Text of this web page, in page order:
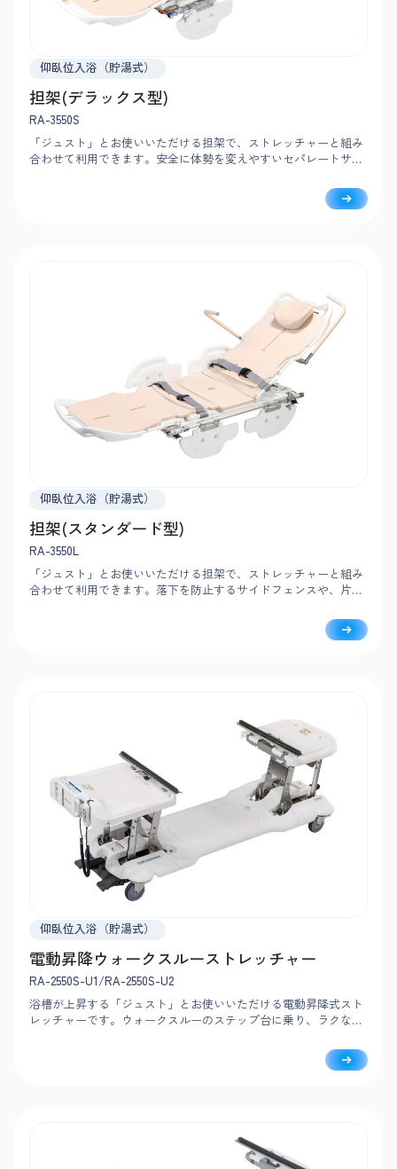
仰臥位入浴（貯湯式）
担架(デラックス型)
RA-3550S
「ジュスト」とお使いいただける担架で、ストレッチャーと組み
合わせて利用できます。安全に体勢を変えやすいセパレートサイ
仰臥位入浴（貯湯式）
担架(スタンダード型)
RA-3550L
「ジュスト」とお使いいただける担架で、ストレッチャーと組み
合わせて利用できます。落下を防止するサイドフェンスや、片側
仰臥位入浴（貯湯式）
電動昇降ウォークスルーストレッチャー
RA-2550S-U1/RA-2550S-U2
浴槽が上昇する「ジュスト」とお使いいただける電動昇降式スト
レッチャーです。ウォークスルーのステップ台に乗り、ラクな姿